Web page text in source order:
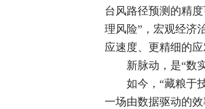
台风路径预测的精
理风险”，宏观经济
应速度、更精细的应
新脉动，是“数
如今，“藏粮于
一场由数据驱动的